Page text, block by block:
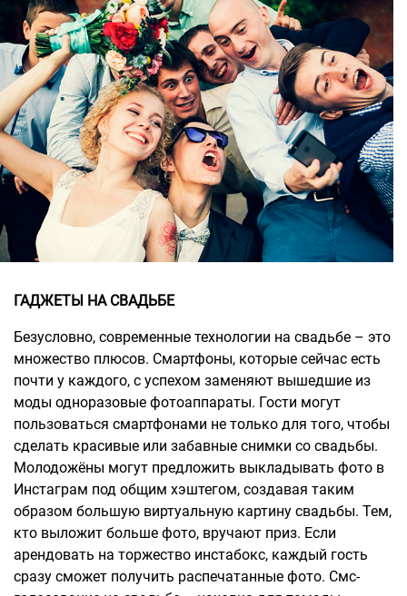
ГАДЖЕТЫ НА СВАДЬБЕ
Безусловно, современные технологии на свадьбе – это
множество плюсов. Смартфоны, которые сейчас есть
почти у каждого, с успехом заменяют вышедшие из
моды одноразовые фотоаппараты. Гости могут
пользоваться смартфонами не только для того, чтобы
сделать красивые или забавные снимки со свадьбы.
Молодожёны могут предложить выкладывать фото в
Инстаграм под общим хэштегом, создавая таким
образом большую виртуальную картину свадьбы. Тем,
кто выложит больше фото, вручают приз. Если
арендовать на торжество инстабокс, каждый гость
сразу сможет получить распечатанные фото. Смс-